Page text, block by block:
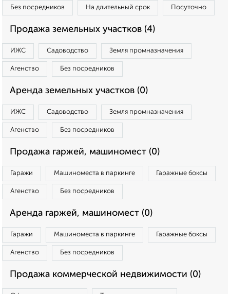
Без посредников На длительный срок Посуточно
Продажа земельных участков (4)
ИЖС Садоводство Земля промназначения
Агенство Без посредников
Аренда земельных участков (0)
ИЖС Садоводство Земля промназначения
Агенство Без посредников
Продажа гаржей, машиномест (0)
Гаражи Машиноместа в паркинге Гаражные боксы
Агенство Без посредников
Аренда гаржей, машиномест (0)
Гаражи Машиноместа в паркинге Гаражные боксы
Агенство Без посредников
Продажа коммерческой недвижимости (0)